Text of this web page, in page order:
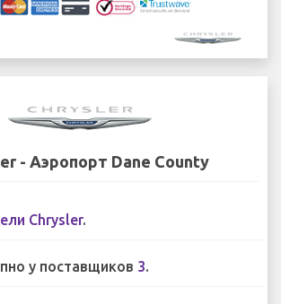
- Аэропорт Dane County
Chrysler.
у поставщиков 3.